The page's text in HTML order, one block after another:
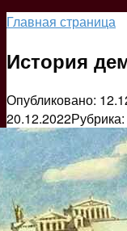
Главная страница
История
Опубликовано:
20.12.2022Рубрика: